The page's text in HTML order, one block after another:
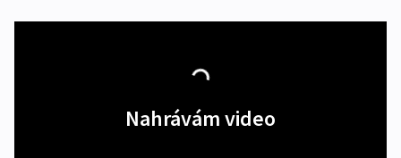
Nahrávám video